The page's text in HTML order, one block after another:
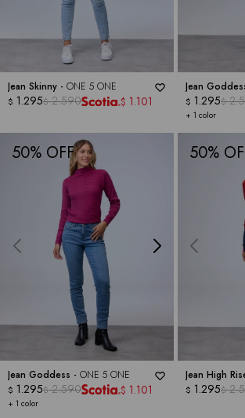
Jean Skinny - ONE 5 ONE
$ 1.295$ 2.590 $ 1.101
Jean
+ 1 color
$ 1.295$
50
Jean Goddess - ONE 5 ONE
+ 1 color
$ 1.295$ 2.590 $ 1.101
50
Jean High
$ 1.295$